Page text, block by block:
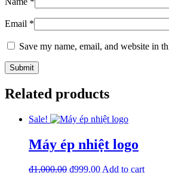
Email *
Save my name, email, and website in
Related products
Sale!
Máy ép nhiệt logo
₫1,000.00 Original
₫999.00Current
Add to cart